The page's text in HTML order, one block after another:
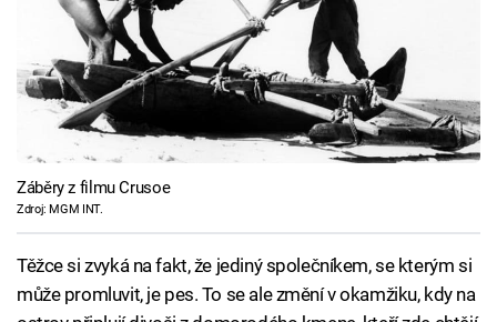
Záběry z filmu Crusoe
Zdroj: MGM INT.
Těžce si zvyká na fakt, že jediný společníkem, se kterým si
může promluvit, je pes. To se ale změní v okamžiku, kdy na